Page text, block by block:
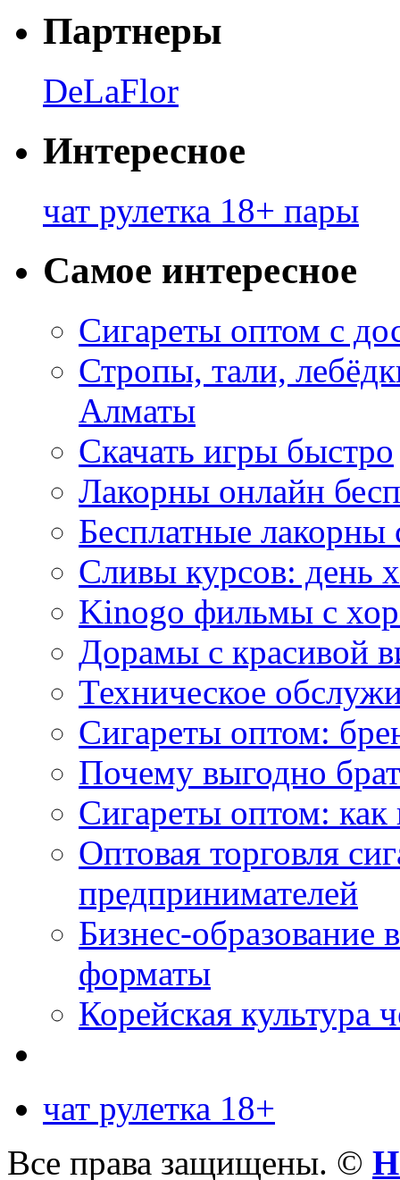
Партнеры
DeLaFlor
Интересное
чат рулетка 18+ пары
Самое интересное
Сигареты оптом с
Стропы, тали,
Алматы
Скачать игры быстро
Лакорны онлайн
Бесплатные лакорны
Сливы курсов: день
Kinogo фильмы с
Дорамы с красивой
Техническое
Сигареты оптом:
Почему выгодно
Сигареты оптом: как
Оптовая торговля
предпринимателей
Бизнес-образование
форматы
Корейская культура
чат рулетка 18+
Все права защищены. ©